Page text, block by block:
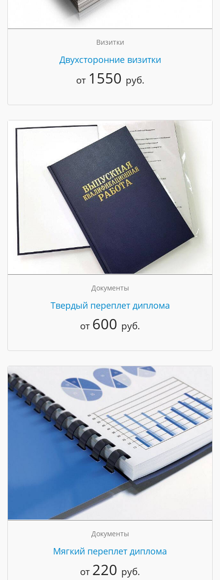
Визитки
Двухсторонние визитки
от 1550 руб.
Документы
Твердый переплет диплома
от 600 руб.
Документы
Мягкий переплет диплома
от 220 руб.